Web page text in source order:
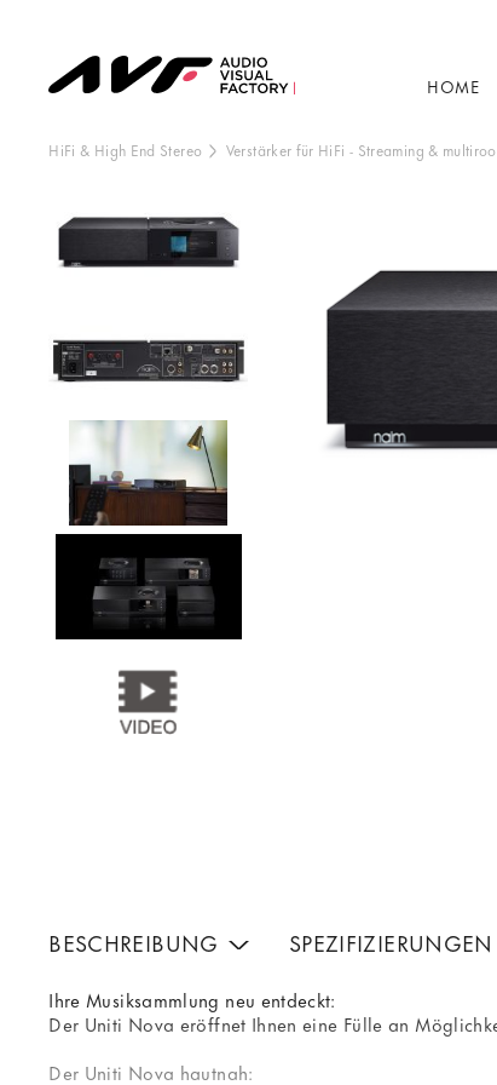
HOME
HiFi & High End Stereo Verstärker für HiFi - Streaming &
Dieser
BESCHREIBUNG
Ihre Musiksammlung neu entdeckt:
Der Uniti Nova eröffnet Ihnen eine Fülle an
Der Uniti Nova hautnah:
SPEZIFIZIERUNGEN